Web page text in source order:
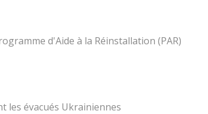
d'Aide à la Réinstallation (PAR)
les évacués Ukrainiennes